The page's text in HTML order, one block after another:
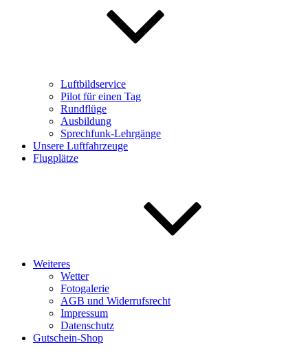
Luftbildservice
Pilot für einen Tag
Rundflüge
Ausbildung
Sprechfunk-Lehrgänge
Unsere Luftfahrzeuge
Flugplätze
Weiteres
Wetter
Fotogalerie
AGB und Widerrufsrecht
Impressum
Datenschutz
Gutschein-Shop